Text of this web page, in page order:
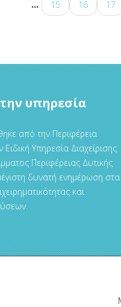
... 15 16 17
υπηρεσία
από την Περιφέρεια
Υπηρεσία Διαχείρισης
Περιφέρειας Δυτικής
δυνατή ενημέρωση στα
και